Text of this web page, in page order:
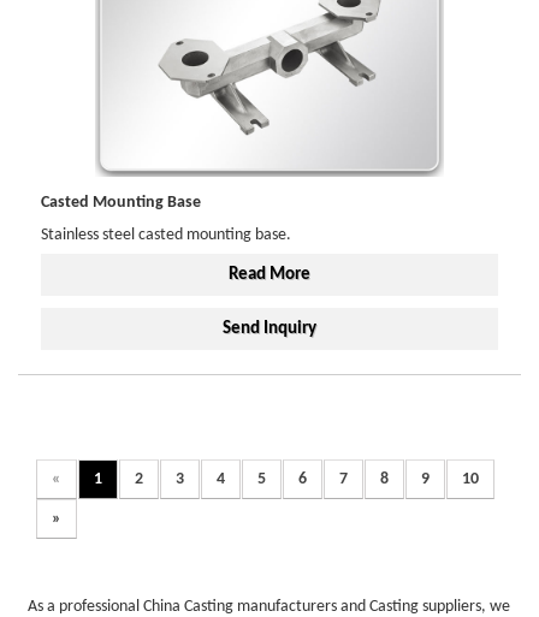
Casted Mounting Base
Stainless steel casted mounting base.
Read More
Send Inquiry
« 1 2 3 4 5 6 7 8 9 10
»
As a professional China Casting manufacturers and Casting suppliers, we